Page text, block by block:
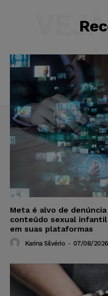
Meta é alvo de
conteúdo sexual
em suas plataformas
Karina Silvério - 07/08/2026